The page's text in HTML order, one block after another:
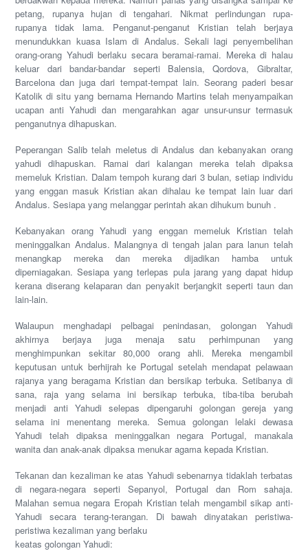
petang, rupanya hujan di tengahari. Nikmat perlindungan rupa-
rupanya tidak lama. Penganut-penganut Kristian telah berjaya
menundukkan kuasa Islam di Andalus. Sekali lagi penyembelihan
orang-orang Yahudi berlaku secara beramai-ramai. Mereka di halau
keluar dari bandar-bandar seperti Balensia, Qordova, Gibraltar,
Barcelona dan juga dari tempat-tempat lain. Seorang paderi besar
Katolik di situ yang bernama Hernando Martins telah menyampaikan
ucapan anti Yahudi dan mengarahkan agar unsur-unsur termasuk
penganutnya dihapuskan.
Peperangan Salib telah meletus di Andalus dan kebanyakan orang
yahudi dihapuskan. Ramai dari kalangan mereka telah dipaksa
memeluk Kristian. Dalam tempoh kurang dari 3 bulan, setiap individu
yang enggan masuk Kristian akan dihalau ke tempat lain luar dari
Andalus. Sesiapa yang melanggar perintah akan dihukum bunuh .
Kebanyakan orang Yahudi yang enggan memeluk Kristian telah
meninggalkan Andalus. Malangnya di tengah jalan para lanun telah
menangkap mereka dan mereka dijadikan hamba untuk
diperniagakan. Sesiapa yang terlepas pula jarang yang dapat hidup
kerana diserang kelaparan dan penyakit berjangkit seperti taun dan
lain-lain.
Walaupun menghadapi pelbagai penindasan, golongan Yahudi
akhirnya berjaya juga menaja satu perhimpunan yang
menghimpunkan sekitar 80,000 orang ahli. Mereka mengambil
keputusan untuk berhijrah ke Portugal setelah mendapat pelawaan
rajanya yang beragama Kristian dan bersikap terbuka. Setibanya di
sana, raja yang selama ini bersikap terbuka, tiba-tiba berubah
menjadi anti Yahudi selepas dipengaruhi golongan gereja yang
selama ini menentang mereka. Semua golongan lelaki dewasa
Yahudi telah dipaksa meninggalkan negara Portugal, manakala
wanita dan anak-anak dipaksa menukar agama kepada Kristian.
Tekanan dan kezaliman ke atas Yahudi sebenarnya tidaklah terbatas
di negara-negara seperti Sepanyol, Portugal dan Rom sahaja.
Malahan semua negara Eropah Kristian telah mengambil sikap anti-
Yahudi secara terang-terangan. Di bawah dinyatakan peristiwa-
peristiwa kezaliman yang berlaku
keatas golongan Yahudi: